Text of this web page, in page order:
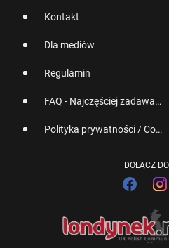
Kontakt
Dla mediów
Regulamin
FAQ - Najczęściej zadawane pytania
Polityka prywatności / Cookies
DOŁĄCZ